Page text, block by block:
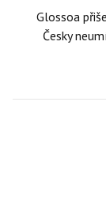
Glossoa
Česky